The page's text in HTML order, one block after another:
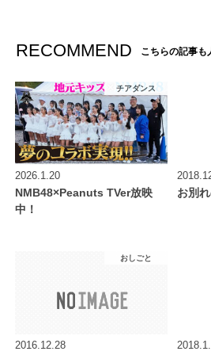
RECOMMEND こちらの記事も
チアダンス
2026.1.20
NMB48×Peanuts TVer放映
中！
お別
おしごと
2016.12.28